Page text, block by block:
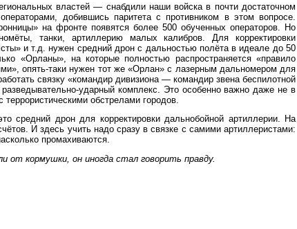
властей — снабдили наши войска в почти достаточном
добившись паритета с противником в этом вопросе.
на фронте появятся более 500 обученных операторов. Но
танки, артиллерию малых калибров. Для корректировки
и т.д. нужен средний дрон с дальностью полёта в идеале до 50
«Орланы», на которые полностью распространяется «правило
опять-таки нужен тот же «Орлан» с лазерным дальномером для
связку «командир дивизиона — командир звена беспилотной
ударный комплекс. Это особенно важно даже не в
обстрелами городов.
средний дрон для корректировки дальнобойной артиллерии. На
И здесь учить надо сразу в связке с самими артиллеристами:
промахиваются.
от кормушки, он иногда стал говорить правду.